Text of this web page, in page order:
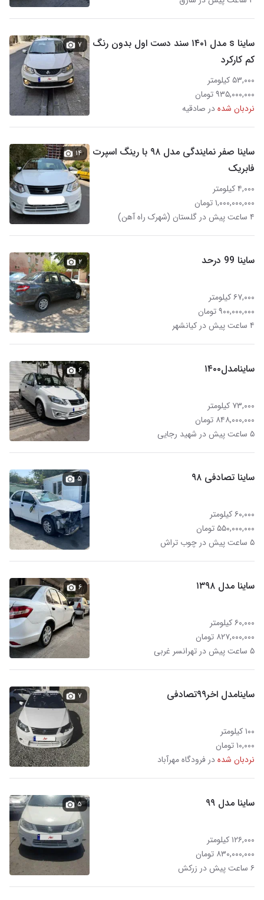
ساینا s مدل ۱۴۰۱ سند دست اول بدون رنگ
کم کارکرد
۵۳,۰۰۰ کیلومتر
۹۳۵,۰۰۰,۰۰۰ تومان
نردبان شدهدر صادقیه
۷
ساینا صفر نمایندگی مدل ۹۸ با رینگ اسپرت
فابریک
۴,۰۰۰ کیلومتر
۱,۰۰۰,۰۰۰,۰۰۰ تومان
۴ ساعت پیش در گلستان (شهرک راه آهن)
۱۴
ساینا 99 درحد
۶۷,۰۰۰ کیلومتر
۹۰۰,۰۰۰,۰۰۰ تومان
۴ ساعت پیش در کیانشهر
۲
ساینامدل۱۴۰۰
۷۳,۰۰۰ کیلومتر
۸۴۸,۰۰۰,۰۰۰ تومان
۵ ساعت پیش در شهید رجایی
۶
ساینا تصادفی ۹۸
۶۰,۰۰۰ کیلومتر
۵۵۰,۰۰۰,۰۰۰ تومان
۵ ساعت پیش در چوب تراش
۵
ساینا مدل ۱۳۹۸
۶۰,۰۰۰ کیلومتر
۸۲۷,۰۰۰,۰۰۰ تومان
۵ ساعت پیش در تهرانسر غربی
۶
ساینامدل اخر۹۹تصادفی
۱۰۰ کیلومتر
۱۰,۰۰۰ تومان
نردبان شدهدر فرودگاه مهرآباد
۷
ساینا مدل ۹۹
۱۲۶,۰۰۰ کیلومتر
۸۳۰,۰۰۰,۰۰۰ تومان
۶ ساعت پیش در زرکش
۵